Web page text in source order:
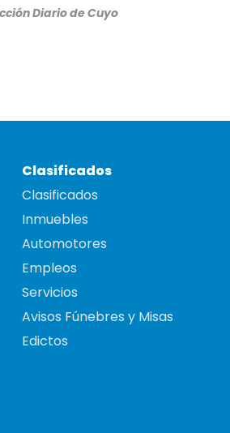
Diario de Cuyo
Clasificados
Clasificados
Inmuebles
Automotores
Empleos
Servicios
Avisos Fúnebres y Misas
Edictos